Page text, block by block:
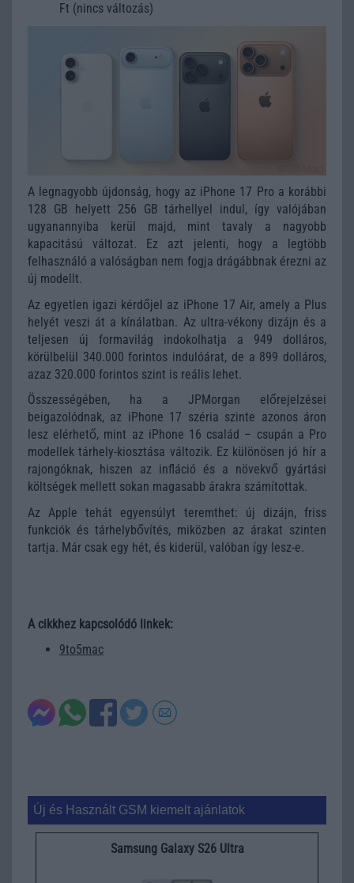
Ft (nincs változás)
A legnagyobb újdonság, hogy az iPhone 17 Pro a korábbi
128 GB helyett 256 GB tárhellyel indul, így valójában
ugyanannyiba kerül majd, mint tavaly a nagyobb
kapacitású változat. Ez azt jelenti, hogy a legtöbb
felhasználó a valóságban nem fogja drágábbnak érezni az
új modellt.
Az egyetlen igazi kérdőjel az iPhone 17 Air, amely a Plus
helyét veszi át a kínálatban. Az ultra-vékony dizájn és a
teljesen új formavilág indokolhatja a 949 dolláros,
körülbelül 340.000 forintos indulóárat, de a 899 dolláros,
azaz 320.000 forintos szint is reális lehet.
Összességében, ha a JPMorgan előrejelzései
beigazolódnak, az iPhone 17 széria szinte azonos áron
lesz elérhető, mint az iPhone 16 család – csupán a Pro
modellek tárhely-kiosztása változik. Ez különösen jó hír a
rajongóknak, hiszen az infláció és a növekvő gyártási
költségek mellett sokan magasabb árakra számítottak.
Az Apple tehát egyensúlyt teremthet: új dizájn, friss
funkciók és tárhelybővítés, miközben az árakat szinten
tartja. Már csak egy hét, és kiderül, valóban így lesz-e.
A cikkhez kapcsolódó linkek:
9to5mac
Új és Használt GSM kiemelt ajánlatok
Samsung Galaxy S26 Ultra